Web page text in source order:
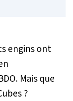
engins ont
Mais que
?